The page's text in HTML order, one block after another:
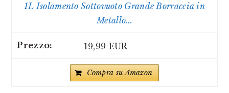
1L Isolamento Sottovuoto Grande Borraccia in
Metallo...
19,99 EUR
Compra su Amazon